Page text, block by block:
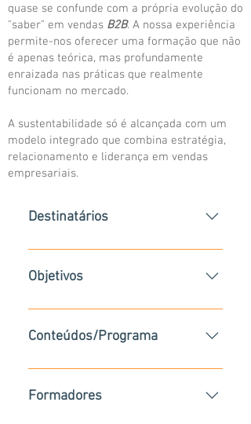
quase se confunde com a própria evolução do
"saber" em vendas B2B. A nossa experiência
permite-nos oferecer uma formação que não
é apenas teórica, mas profundamente
enraizada nas práticas que realmente
funcionam no mercado.
A sustentabilidade só é alcançada com um
modelo integrado que combina estratégia,
relacionamento e liderança em vendas
empresariais.
Destinatários
Este curso destina-se a
Profissionais de Vendas e a todos
se nesta área.
Objetivos
Promover as competências
profissionais na abordagem às
princípios do Modelo
Compromissus, otimizando o
Conteúdos/Programa
Formação Vendas Empresas:
Conteúdos: Sessão 1: Fundamentos
Formadores